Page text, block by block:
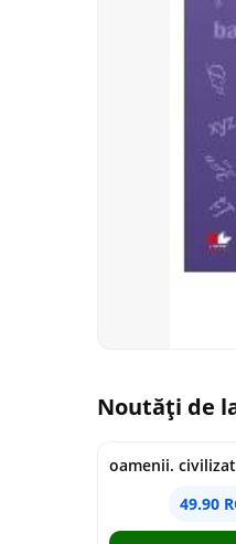
Noutăți de
49.90